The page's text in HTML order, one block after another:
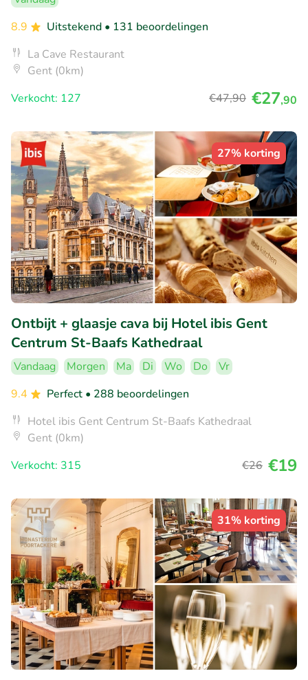
8.9
Uitstekend • 131 beoordelingen
La Cave Restaurant
Gent (0km)
Verkocht: 127
€47,90 €27,90
27% korting
Ontbijt + glaasje cava bij Hotel ibis Gent
Centrum St-Baafs Kathedraal
Vandaag Morgen Ma Di Wo Do
Vr
9.4
Perfect • 288 beoordelingen
Hotel ibis Gent Centrum St-Baafs Kathedraal
Gent (0km)
Verkocht: 315
€26 €19
31% korting